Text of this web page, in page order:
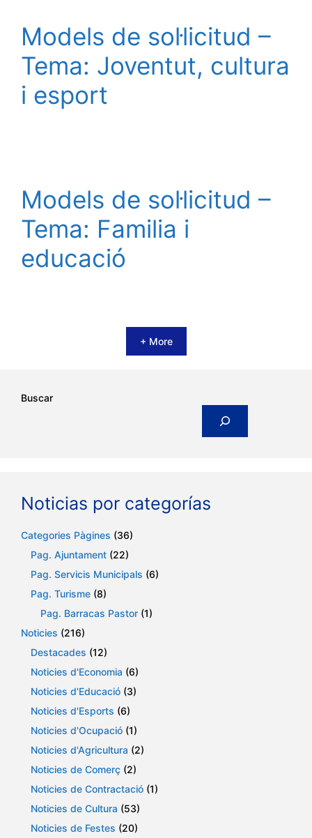
Models de sol·licitud –
Tema: Joventut, cultura
i esport
Models de sol·licitud –
Tema: Familia i
educació
+ More
Buscar
Noticias por categorías
Categories Pàgines (36)
Pag. Ajuntament (22)
Pag. Servicis Municipals (6)
Pag. Turisme (8)
Pag. Barracas Pastor (1)
Noticies (216)
Destacades (12)
Noticies d'Economia (6)
Noticies d'Educació (3)
Noticies d'Esports (6)
Noticies d'Ocupació (1)
Noticies d'Agricultura (2)
Noticies de Comerç (2)
Noticies de Contractació (1)
Noticies de Cultura (53)
Noticies de Festes (20)